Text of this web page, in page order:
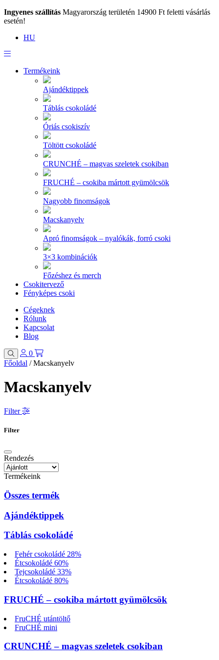
Ingyenes szállítás Magyarország területén 14900 Ft feletti vásárlás
esetén!
HU
Termékeink
Ajándéktippek
Táblás csokoládé
Óriás csokiszív
Töltött csokoládé
CRUNCHÉ – magvas szeletek csokiban
FRUCHÉ – csokiba mártott gyümölcsök
Nagyobb finomságok
Macskanyelv
Apró finomságok – nyalókák, forró csoki
3×3 kombinációk
Főzéshez és merch
Csokitervező
Fényképes csoki
Cégeknek
Rólunk
Kapcsolat
Blog
0
Főoldal / Macskanyelv
Macskanyelv
Filter
Filter
Rendezés
Termékeink
Összes termék
Ajándéktippek
Táblás csokoládé
Fehér csokoládé 28%
Étcsokoládé 60%
Tejcsokoládé 33%
Étcsokoládé 80%
FRUCHÉ – csokiba mártott gyümölcsök
FruCHÉ utántöltő
FruCHÉ mini
CRUNCHÉ – magvas szeletek csokiban